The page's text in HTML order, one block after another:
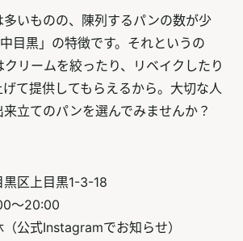
多いものの、陳列するパンの数が少
目黒」の特徴です。それというの
リームを絞ったり、リベイクしたり
て提供してもらえるから。大切な人
立てのパンを選んでみませんか？
黒区上目黒1-3-18
～20:00
（公式Instagramでお知らせ）